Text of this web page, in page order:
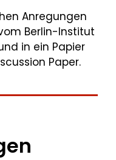
Anregungen
Berlin-Institut
in ein Papier
Paper.